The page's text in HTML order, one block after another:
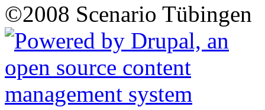
©2008 Scenario Tübingen